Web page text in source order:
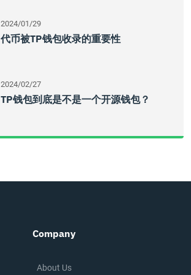
2024/01/29
代币被TP钱包收录的重要性
2024/02/27
TP钱包到底是不是一个开源钱包？
Company
About Us